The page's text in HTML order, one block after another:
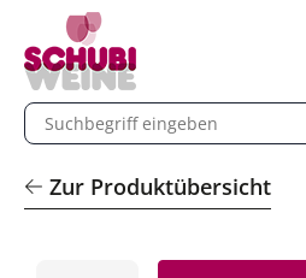
eingeben
Zur Produktübersicht